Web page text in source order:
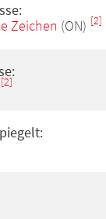
Zeichen (ON) [2]
[2]